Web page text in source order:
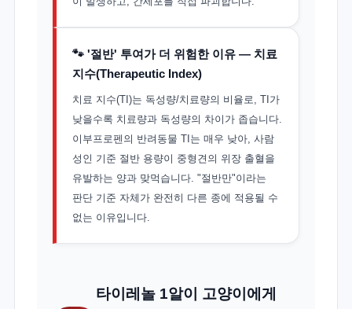
🐾 '절반' 투여가 더 위험한 이유 — 치료
지수(Therapeutic Index)
치료 지수(TI)는 독성량/치료량의 비율로, TI가
낮을수록 치료량과 독성량의 차이가 좁습니다.
이부프로펜의 반려동물 TI는 매우 낮아, 사람
성인 기준 절반 용량이 중형견의 위장 출혈을
유발하는 양과 맞먹습니다. "절반만"이라는
판단 기준 자체가 완전히 다른 종에 적용될 수
없는 이유입니다.
타이레놀 1알이 고양이에게